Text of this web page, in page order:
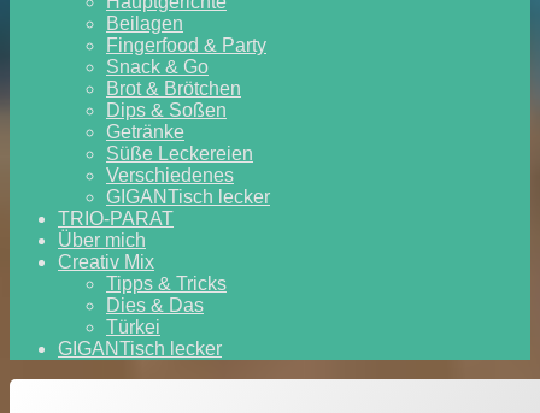
Beilagen
Fingerfood & Party
Snack & Go
Brot & Brötchen
Dips & Soßen
Getränke
Süße Leckereien
Verschiedenes
GIGANTisch lecker
TRIO-PARAT
Über mich
Creativ Mix
Tipps & Tricks
Dies & Das
Türkei
GIGANTisch lecker